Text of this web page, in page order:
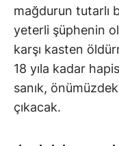
mağdurun tutarlı
yeterli şüphenin
karşı kasten
18 yıla kadar
sanık,
çıkacak.